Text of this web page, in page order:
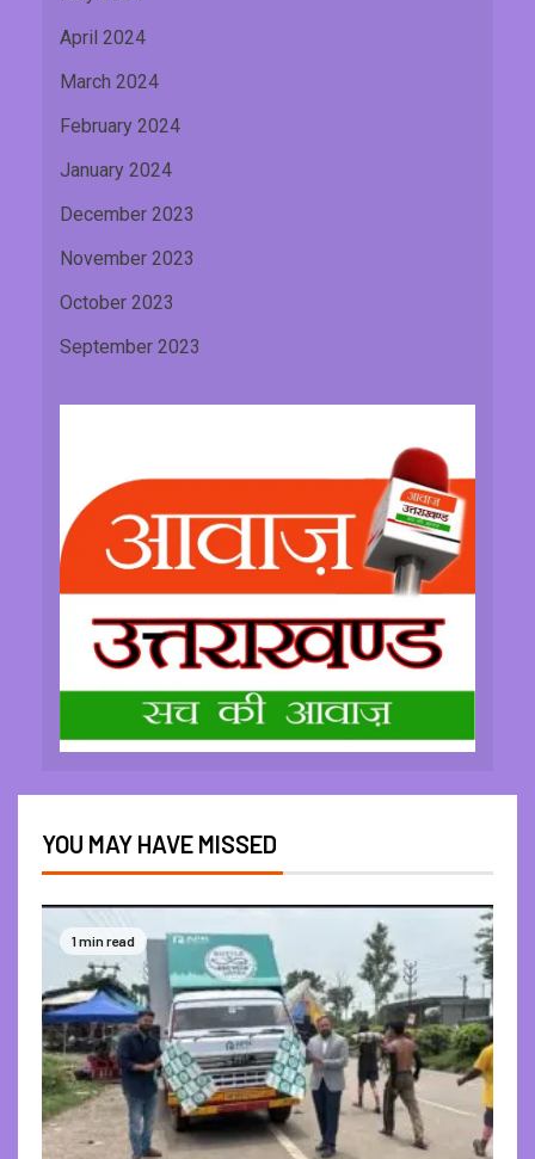
April 2024
March 2024
February 2024
January 2024
December 2023
November 2023
October 2023
September 2023
YOU MAY HAVE MISSED
1 min read